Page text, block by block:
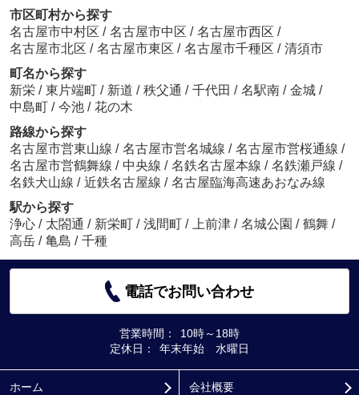
市区町村から探す
名古屋市中村区 / 名古屋市中区 / 名古屋市西区 /
名古屋市北区 / 名古屋市東区 / 名古屋市千種区 / 清須市
町名から探す
新栄 / 東片端町 / 新道 / 秩父通 / 千代田 / 名駅南 / 金城 /
中島町 / 今池 / 花の木
路線から探す
名古屋市営東山線 / 名古屋市営名城線 / 名古屋市営桜通線 /
名古屋市営鶴舞線 / 中央線 / 名鉄名古屋本線 / 名鉄瀬戸線 /
名鉄犬山線 / 近鉄名古屋線 / 名古屋臨海高速あおなみ線
駅から探す
浄心 / 太閤通 / 新栄町 / 浅間町 / 上前津 / 名城公園 / 鶴舞 /
高岳 / 亀島 / 千種
電話でお問い合わせ
営業時間：
10時～18時
定休日：
年末年始 水曜日
ホーム 会社概要